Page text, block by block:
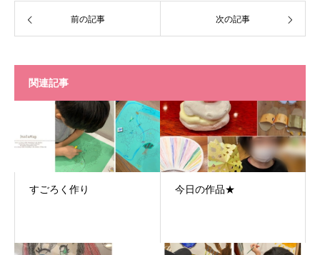
前の記事 次の記事
関連記事
すごろく作り 今日の作品★